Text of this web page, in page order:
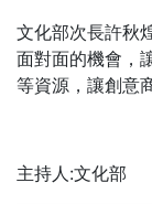
文化部次長許秋
面對面的機會，
等資源，讓創意
主持人:文化部